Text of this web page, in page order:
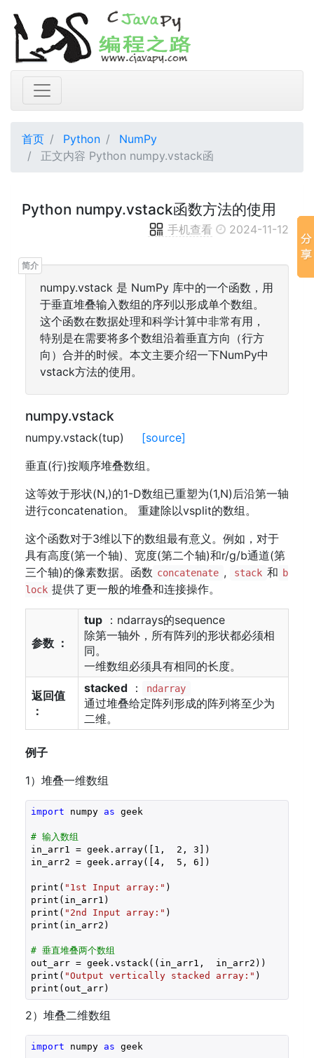
首页 Python
NumPy
正文内容 Python numpy.vstack函
Python numpy.vstack函数方法的使用
手机查看 2024-11-12
numpy.vstack 是 NumPy 库中的一个函数，用
于垂直堆叠输入数组的序列以形成单个数组。
这个函数在数据处理和科学计算中非常有用，
特别是在需要将多个数组沿着垂直方向（行方
向）合并的时候。本文主要介绍一下NumPy中
vstack方法的使用。
numpy.vstack
numpy.vstack(tup) [source]
垂直(行)按顺序堆叠数组。
这等效于形状(N,)的1-D数组已重塑为(1,N)后沿第一轴
进行concatenation。 重建除以vsplit的数组。
这个函数对于3维以下的数组最有意义。例如，对于
具有高度(第一个轴)、宽度(第二个轴)和r/g/b通道(第
三个轴)的像素数据。函数 concatenate , stack 和 b
lock 提供了更一般的堆叠和连接操作。
参数 ：
tup ：ndarrays的sequence
除第一轴外，所有阵列的形状都必须相
同。
一维数组必须具有相同的长度。
返回值
：
stacked ： ndarray
通过堆叠给定阵列形成的阵列将至少为
二维。
例子
1）堆叠一维数组
import numpy as geek
# 输入数组
in_arr1 = geek.array([ 1 , 2 , 3 ])
in_arr2 = geek.array([4, 5 , 6 ])
print( "1st Input array:" )
print(in_arr1)
print( "2nd Input array:" )
print(in_arr2)
# 垂直堆叠两个数组
out_arr = geek.vstack((in_arr1,  in_arr2))
print( "Output vertically stacked array:" )
print(out_arr)
2）堆叠二维数组
import numpy as geek